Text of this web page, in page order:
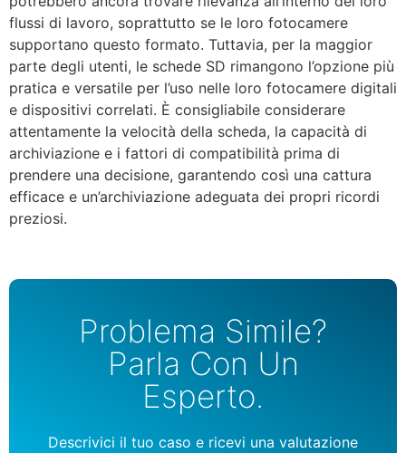
flussi di lavoro, soprattutto se le loro fotocamere
supportano questo formato. Tuttavia, per la maggior
parte degli utenti, le schede SD rimangono l’opzione più
pratica e versatile per l’uso nelle loro fotocamere digitali
e dispositivi correlati. È consigliabile considerare
attentamente la velocità della scheda, la capacità di
archiviazione e i fattori di compatibilità prima di
prendere una decisione, garantendo così una cattura
efficace e un’archiviazione adeguata dei propri ricordi
preziosi.
Problema Simile?
Parla Con Un
Esperto.
Descrivici il tuo caso e ricevi una valutazione